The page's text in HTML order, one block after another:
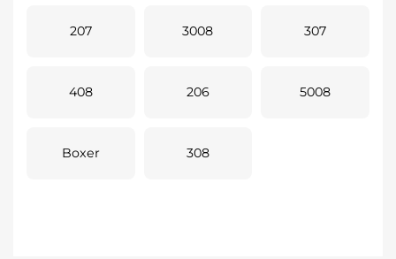
207 3008 307
408 206 5008
Boxer 308